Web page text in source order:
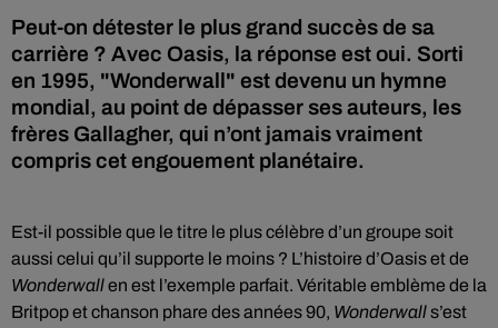
Peut-on détester le plus grand succès de sa
carrière ? Avec Oasis, la réponse est oui. Sorti
en 1995, "Wonderwall" est devenu un hymne
mondial, au point de dépasser ses auteurs, les
frères Gallagher, qui n’ont jamais vraiment
compris cet engouement planétaire.
Est-il possible que le titre le plus célèbre d’un groupe soit
aussi celui qu’il supporte le moins ? L’histoire d’Oasis et de
Wonderwallen est l’exemple parfait. Véritable emblème de la
Britpop et chanson phare des années 90, Wonderwalls’est